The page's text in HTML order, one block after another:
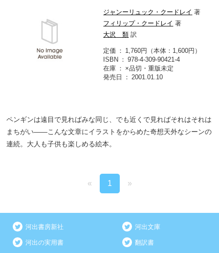
ジャンーリュック・クードレイ 著
フィリップ・クードレイ 著
大沢 類 訳
定価
1,760円（本体：1,600円）
ISBN
978-4-309-90421-4
在庫
×品切・重版未定
発売日
2001.01.10
ペンギンは遠目で見ればみな同じ、でも近くで見ればそれはそれは
まちがい――こんな文章にイラストをからめた奇想天外なシーンの
連続。大人も子供も楽しめる絵本。
« 1 »
河出書房新社 河出文庫
河出の実用書 翻訳書